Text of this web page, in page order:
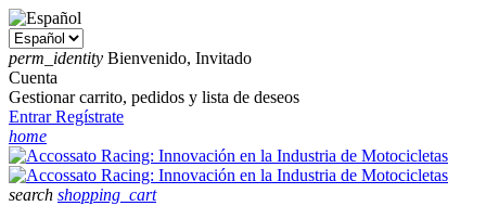
perm_identity Bienvenido, Invitado
Cuenta
Gestionar carrito, pedidos y lista de deseos
EntrarRegístrate
home
search shopping_cart